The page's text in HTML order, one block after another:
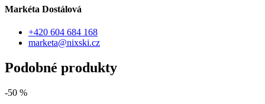
Markéta Dostálová
+420 604 684 168
marketa@nixski.cz
Podobné produkty
-50 %